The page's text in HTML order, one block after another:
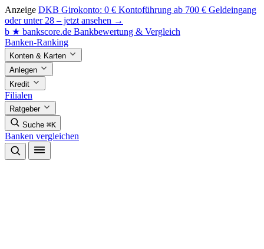
Anzeige DKB Girokonto: 0 € Kontoführung ab 700 € Geldeingang
oder unter 28 – jetzt ansehen →
b ★ bankscore.de Bankbewertung & Vergleich
Banken-Ranking
Konten & Karten
Anlegen
Kredit
Filialen
Ratgeber
Suche ⌘K
Banken vergleichen